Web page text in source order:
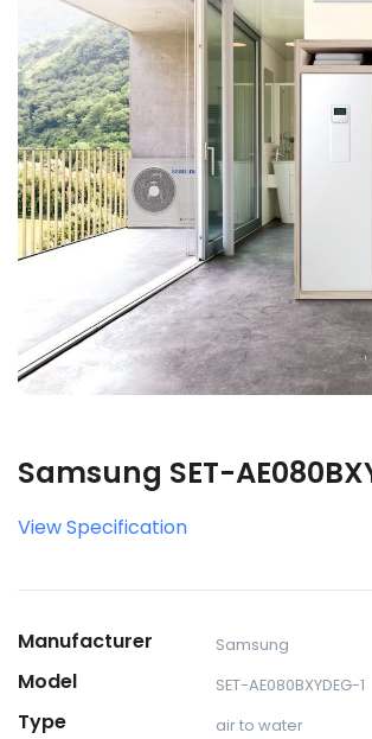
Samsung SET-
View Specification
Manufacturer Samsung
Model SET-AE080BXYDEG-1
Type air to water